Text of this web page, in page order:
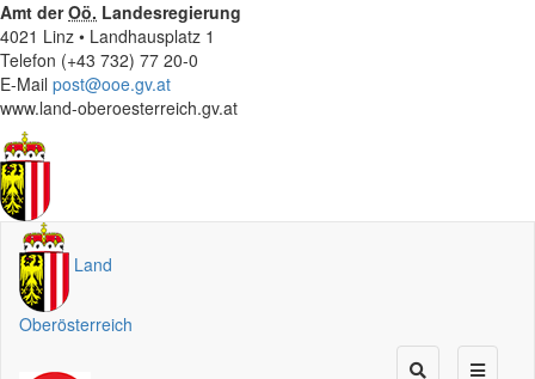
Amt derOö. Landesregierung
4021 Linz • Landhausplatz 1
Telefon (+43 732) 77 20-0
E-Mail post@ooe.gv.at
www.land-oberoesterreich.gv.at
Land
Oberösterreich